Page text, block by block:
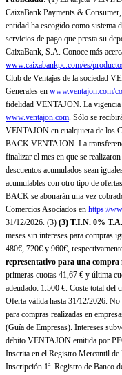
CaixaBank Payments &
entidad ha escogido como sistema
servicios de pago que presta su
CaixaBank, S.A. Conoce más
www.caixabankpc.com/es/
Club de Ventajas de la sociedad
Generales en www.ventajon.com/
fidelidad VENTAJON. La vigencia
www.ventajon.com. Sólo se
VENTAJON en cualquiera de los
BACK VENTAJON. La
finalizar el mes en que se
descuentos acumulados sean
acumulables con otro tipo de
BACK se abonarán una vez
Comercios Asociados en https://
31/12/2026. (3) (3) T.I.N. 0%
meses sin intereses para compras
480€, 720€ y 960€,
representativo para una compra
primeras cuotas 41,67 € y última
adeudado: 1.500 €. Coste total del
Oferta válida hasta 31/12/2026.
para compras realizadas en
(Guía de Empresas). Intereses
débito VENTAJON emitida por
Inscrita en el Registro Mercantil
Inscripción 1ª. Registro de Banco